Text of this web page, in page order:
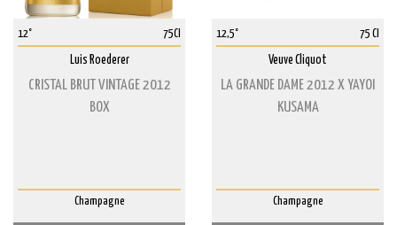
12° 75Cl
Luis Roederer
CRISTAL BRUT VINTAGE 2012
BOX
Champagne
12,5° 75 Cl
Veuve Cliquot
LA GRANDE DAME 2012 X YAYOI
KUSAMA
Champagne